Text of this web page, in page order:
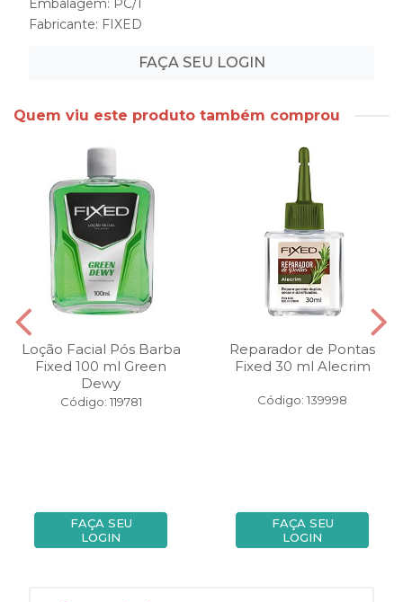
Embalagem: PC/1
Fabricante: FIXED
FAÇA SEU LOGIN
Quem viu este produto também comprou
Loção Facial Pós Barba
Fixed 100 ml Green
Dewy
Código: 119781
FAÇA SEU
LOGIN
Reparador de Pontas
Fixed 30 ml Alecrim
Código: 139998
FAÇA SEU
LOGIN